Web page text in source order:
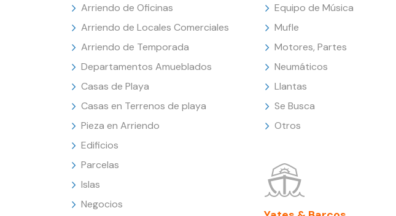
Arriendo de Oficinas
Arriendo de Locales Comerciales
Arriendo de Temporada
Departamentos Amueblados
Casas de Playa
Casas en Terrenos de playa
Pieza en Arriendo
Edificios
Parcelas
Islas
Negocios
Equipo de Música
Mufle
Motores, Partes
Neumáticos
Llantas
Se Busca
Otros